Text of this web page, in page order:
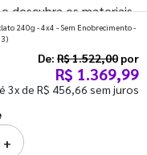
descubra os materiais
o segundo
240g - 4x4 - Sem Enobrecimento -
De: R$ 1.522,00 por
R$ 1.369,99
3x de R$ 456,66 sem juros
+